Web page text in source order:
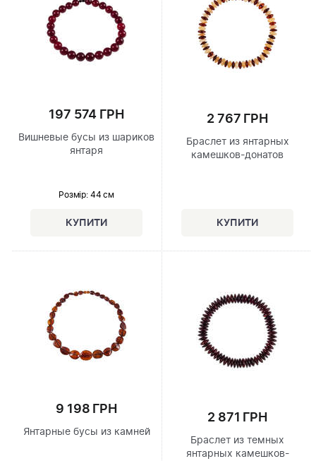
197 574 ГРН
Вишневые бусы из шариков
янтаря
Розмір: 44 см
2 767 ГРН
Браслет из янтарных
камешков-донатов
9 198 ГРН
Янтарные бусы из камней
2 871 ГРН
Браслет из темных
янтарных камешков-